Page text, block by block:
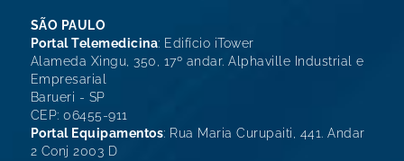
SÃO PAULO
Portal Telemedicina: Edifício iTower
Alameda Xingu, 350, 17º andar. Alphaville Industrial e
Empresarial
Barueri - SP
CEP: 06455-911
Portal Equipamentos: Rua Maria Curupaiti, 441. Andar
2 Conj 2003 D